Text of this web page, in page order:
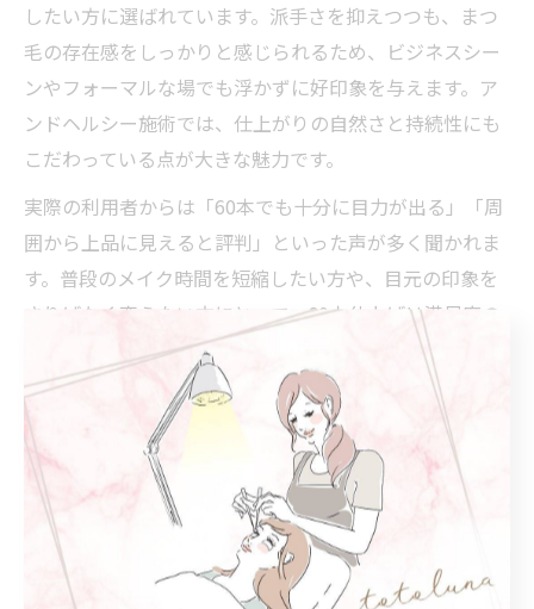
したい方に選ばれています。派手さを抑えつつも、まつ
毛の存在感をしっかりと感じられるため、ビジネスシー
ンやフォーマルな場でも浮かずに好印象を与えます。ア
ンドヘルシー施術では、仕上がりの自然さと持続性にも
こだわっている点が大きな魅力です。
実際の利用者からは「60本でも十分に目力が出る」「周
囲から上品に見えると評判」といった声が多く聞かれま
す。普段のメイク時間を短縮したい方や、目元の印象を
さりげなく変えたい方にとって、60本仕上げは満足度の
高い選択肢となるでしょう。
片目につくまつ毛エクステ本数の目安とコツ
まつ毛エクステ60本の場合、片目あたり30本ずつ装着す
るのが一般的な目安です。自まつ毛の状態や目の幅に合
わせて、均等に配置することで左右のバランスが整い、
より自然な仕上がりになります。アンドヘルシー施術で